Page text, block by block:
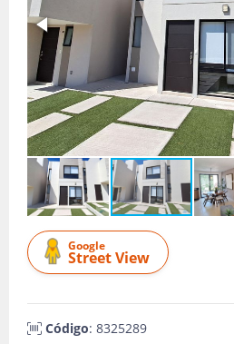
Google
Street View
Código: 8325289